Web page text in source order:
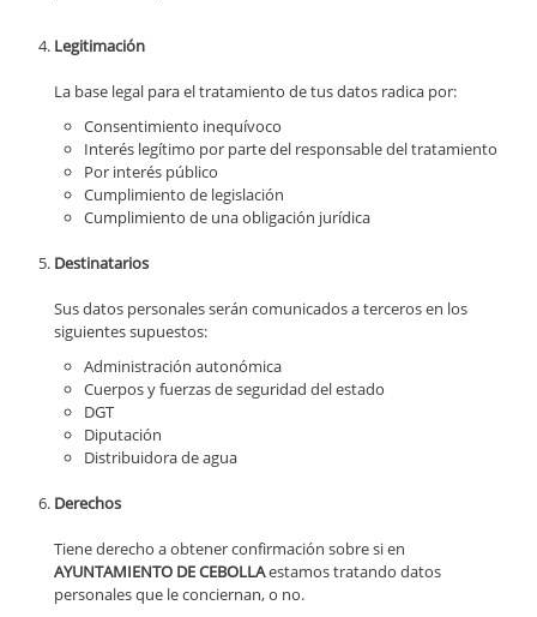
Legitimación
La base legal para el tratamiento de tus datos radica por:
Consentimiento inequívoco
Interés legítimo por parte del responsable del tratamiento
Por interés público
Cumplimiento de legislación
Cumplimiento de una obligación jurídica
Destinatarios
Sus datos personales serán comunicados a terceros en los
siguientes supuestos:
Administración autonómica
Cuerpos y fuerzas de seguridad del estado
DGT
Diputación
Distribuidora de agua
Derechos
Tiene derecho a obtener confirmación sobre si en
AYUNTAMIENTO DE CEBOLLAestamos tratando datos
personales que le conciernan, o no.